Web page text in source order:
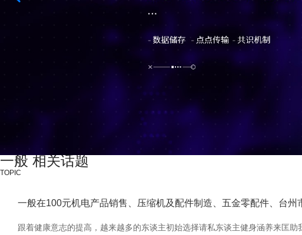
一般 相关话题
TOPIC
一般在100元机电产品销售、压缩机及配件制造、五金零配件、台州
跟着健康意志的提高，越来越多的东谈主初始选择请私东谈主健身涵养来匡